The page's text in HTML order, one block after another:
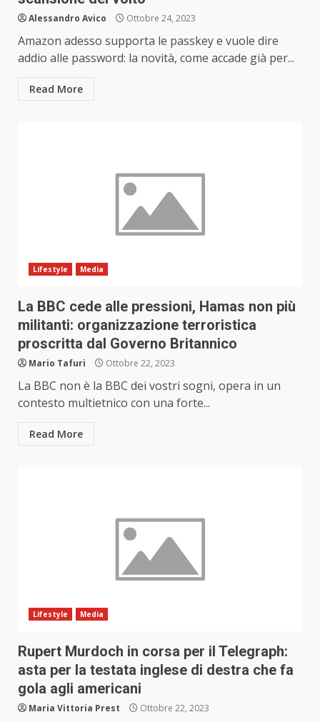
Alessandro Avico Ottobre 24, 2023
Amazon adesso supporta le passkey e vuole dire
addio alle password: la novità, come accade già per...
Read More
Lifestyle Media
La BBC cede alle pressioni, Hamas non più
militanti: organizzazione terroristica
proscritta dal Governo Britannico
Mario Tafuri Ottobre 22, 2023
La BBC non è la BBC dei vostri sogni, opera in un
contesto multietnico con una forte...
Read More
Lifestyle Media
Rupert Murdoch in corsa per il Telegraph:
asta per la testata inglese di destra che fa
gola agli americani
Maria Vittoria Prest Ottobre 22, 2023